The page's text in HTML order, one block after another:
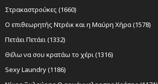
Στρακαστρούκες (1660)
Ο επιθεωρητής Ντρέικ και η Μαύρη Χήρα (1578)
Πετάει Πετάει (1332)
Θέλω να σου κρατάω το χέρι (1316)
Sexy Laundry (1186)